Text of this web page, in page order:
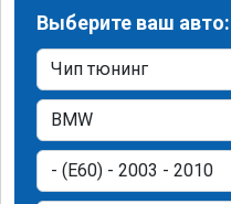
Выберите ваш авто: